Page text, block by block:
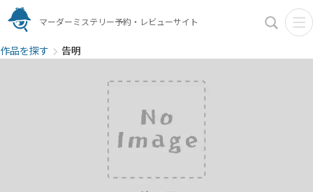
マーダーミステリー予約・レビューサイト
作品を探す 告明